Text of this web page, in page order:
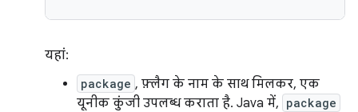
यहां:
package , फ़्लैग के नाम के साथ मिलकर, एक
यूनीक कुंजी उपलब्ध कराता है. Java में, package